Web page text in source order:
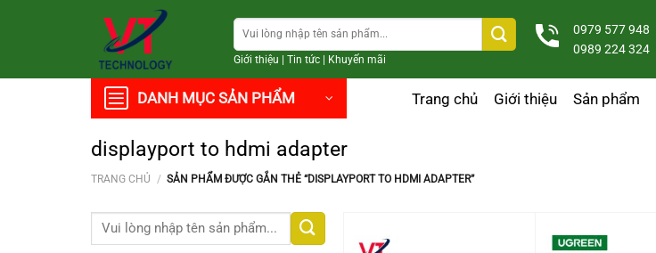
Tìm
kiếm:
Giới thiệu Tin tức| Khuyến mãi
0979 577 948
0989 224 324
DANH MỤC SẢN PHẨM Trang chủ Giới thiệu Sản phẩm
displayport to hdmi adapter
TRANG CHỦ / SẢN PHẨM ĐƯỢC GẮN THẺ “DISPLAYPORT TO HDMI ADAPTER”
Tìm